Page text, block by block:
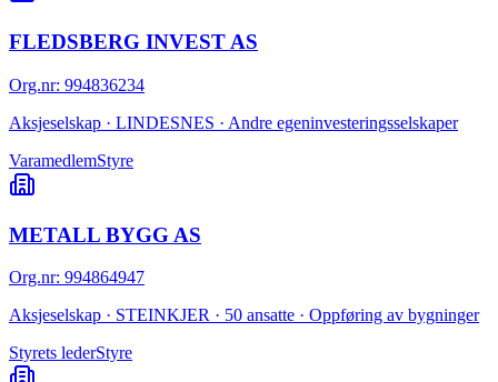
FLEDSBERG INVEST AS
Org.nr: 994836234
Aksjeselskap · LINDESNES · Andre egeninvesteringsselskaper
VaramedlemStyre
METALL BYGG AS
Org.nr: 994864947
Aksjeselskap · STEINKJER · 50 ansatte · Oppføring av bygninger
Styrets lederStyre